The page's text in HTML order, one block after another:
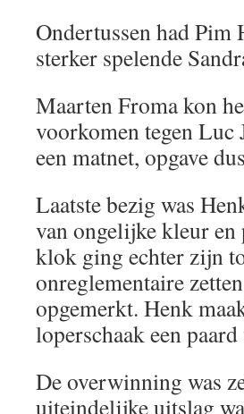
Ondertussen had Pim
sterker spelende
Maarten Froma kon
voorkomen tegen Luc
een matnet, opgave
Laatste bezig was
van ongelijke kleur en
klok ging echter zijn
onreglementaire
opgemerkt. Henk
loperschaak een
De overwinning was
uiteindelijke uitslag